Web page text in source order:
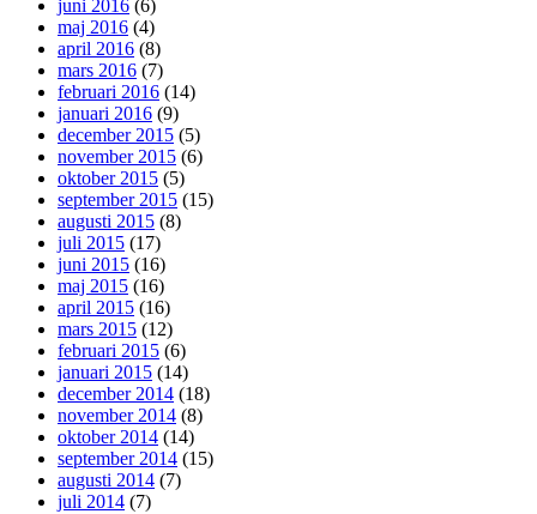
juni 2016 (6)
maj 2016 (4)
april 2016 (8)
mars 2016 (7)
februari 2016 (14)
januari 2016 (9)
december 2015 (5)
november 2015 (6)
oktober 2015 (5)
september 2015 (15)
augusti 2015 (8)
juli 2015 (17)
juni 2015 (16)
maj 2015 (16)
april 2015 (16)
mars 2015 (12)
februari 2015 (6)
januari 2015 (14)
december 2014 (18)
november 2014 (8)
oktober 2014 (14)
september 2014 (15)
augusti 2014 (7)
juli 2014 (7)